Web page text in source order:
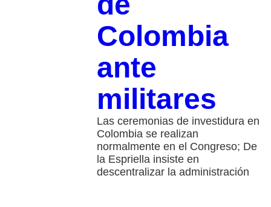
Colombia
ante
militares
Las ceremonias de investidura en
Colombia se realizan
normalmente en el Congreso; De
la Espriella insiste en
descentralizar la administración